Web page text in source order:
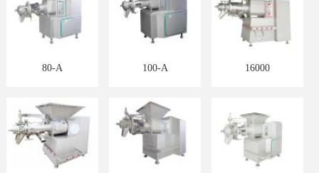
80-A 100-A 16000